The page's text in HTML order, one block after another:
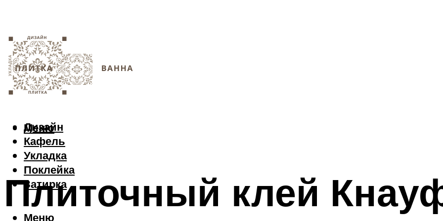
Дизайн
Кафель
Укладка
Поклейка
Затирка
Меню
Меню
Плиточный клей